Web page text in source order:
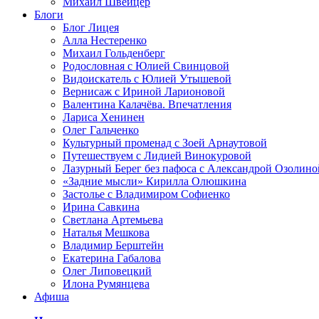
Блоги
Блог Лицея
Алла Нестеренко
Михаил Гольденберг
Родословная с Юлией Свинцовой
Видоискатель с Юлией Утышевой
Вернисаж с Ириной Ларионовой
Валентина Калачёва. Впечатления
Лариса Хенинен
Олег Гальченко
Культурный променад с Зоей Арнаутовой
Путешествуем с Лидией Винокуровой
Лазурный Берег без пафоса с Александрой
«Задние мысли» Кирилла Олюшкина
Застолье с Владимиром Софиенко
Ирина Савкина
Светлана Артемьева
Наталья Мешкова
Владимир Берштейн
Екатерина Габалова
Олег Липовецкий
Илона Румянцева
Афиша